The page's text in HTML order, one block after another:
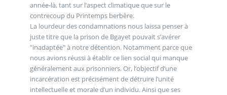
année-là, tant sur l’aspect climatique que sur le
contrecoup du Printemps berbère.
La lourdeur des condamnations nous laissa penser à
juste titre que la prison de Bgayet pouvait s’avérer
"inadaptée" à notre détention. Notamment parce que
nous avions réussi à établir ce lien social qui manque
généralement aux prisonniers. Or, l’objectif d’une
incarcération est précisément de détruire l’unité
intellectuelle et morale d’un individu. Ainsi que ses